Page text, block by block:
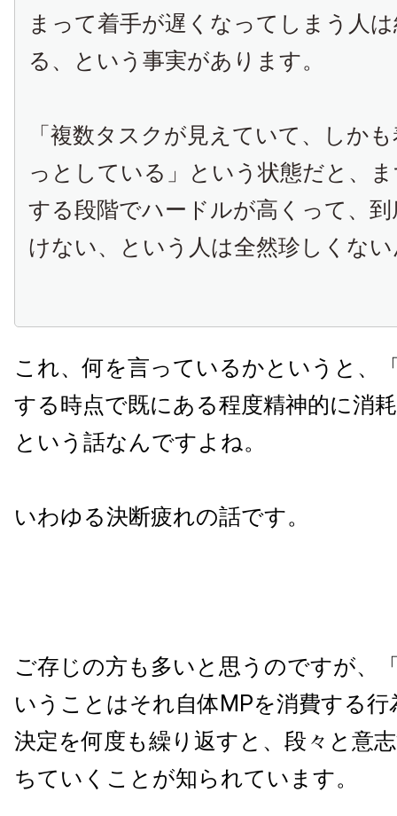
まって着手が遅くなってしまう人
る、という事実があります。
「複数タスクが見えていて、しか
っとしている」という状態だと、
する段階でハードルが高くって、
けない、という人は全然珍しくな
これ、何を言っているかというと、
する時点で既にある程度精神的に消
という話なんですよね。
いわゆる決断疲れの話です。
ご存じの方も多いと思うのですが、
いうことはそれ自体MPを消費する行
決定を何度も繰り返すと、段々と意
ちていくことが知られています。